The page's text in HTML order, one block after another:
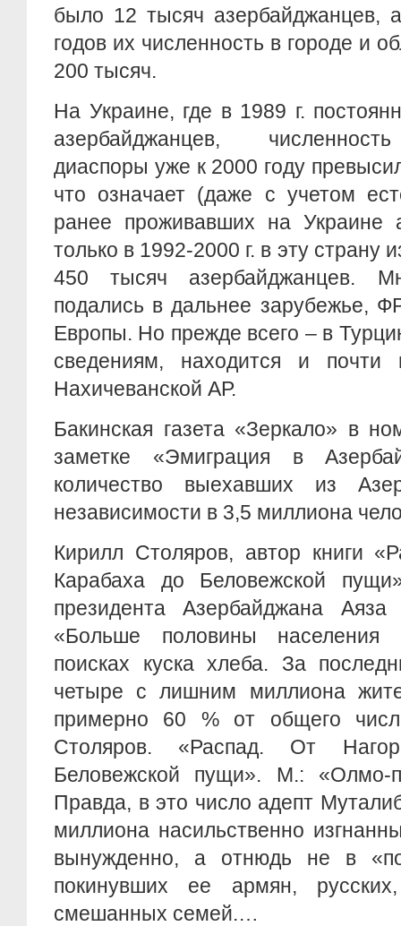
было 12 тысяч азербайджанцев,
годов их численность в городе и
200 тысяч.
На Украине, где в 1989 г.
азербайджанцев,
диаспоры уже к 2000 году
что означает (даже с учетом
ранее проживавших на Украине
только в 1992-2000 г. в эту страну
450 тысяч азербайджанцев.
подались в дальнее зарубежье,
Европы. Но прежде всего – в
сведениям, находится и почти
Нахичеванской АР.
Бакинская газета «Зеркало» в
заметке «Эмиграция в
количество выехавших из
независимости в 3,5 миллиона
Кирилл Столяров, автор книги
Карабаха до Беловежской
президента Азербайджана
«Больше половины населения
поисках куска хлеба. За
четыре с лишним миллиона
примерно 60 % от общего
Столяров. «Распад. От
Беловежской пущи». М.: «Олмо-
Правда, в это число адепт
миллиона насильственно
вынужденно, а отнюдь не в
покинувших ее армян,
смешанных семей.…